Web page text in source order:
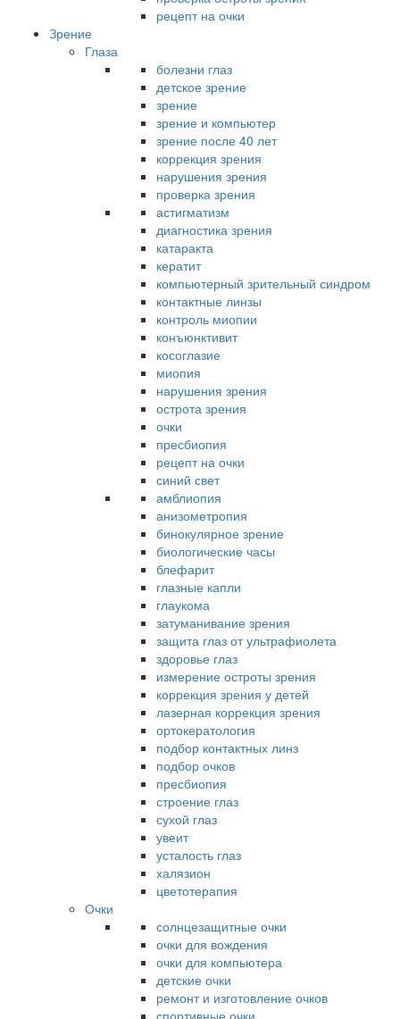
рецепт на очки
Зрение
Глаза
болезни глаз
детское зрение
зрение
зрение и компьютер
зрение после 40 лет
коррекция зрения
нарушения зрения
проверка зрения
астигматизм
диагностика зрения
катаракта
кератит
компьютерный зрительный синдром
контактные линзы
контроль миопии
конъюнктивит
косоглазие
миопия
нарушения зрения
острота зрения
очки
пресбиопия
рецепт на очки
синий свет
амблиопия
анизометропия
бинокулярное зрение
биологические часы
блефарит
глазные капли
глаукома
затуманивание зрения
защита глаз от ультрафиолета
здоровье глаз
измерение остроты зрения
коррекция зрения у детей
лазерная коррекция зрения
ортокератология
подбор контактных линз
подбор очков
пресбиопия
строение глаз
сухой глаз
увеит
усталость глаз
халязион
цветотерапия
Очки
солнцезащитные очки
очки для вождения
очки для компьютера
детские очки
ремонт и изготовление очков